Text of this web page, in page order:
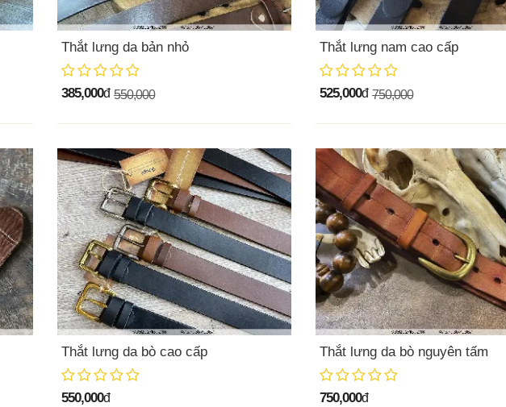
Thắt lưng da bản nhỏ
385,000đ 550,000
Thắt lưng nam cao cấp
525,000đ 750,000
Thắt lưng da bò cao cấp
550,000đ
Thắt lưng da bò nguyên tấm
750,000đ